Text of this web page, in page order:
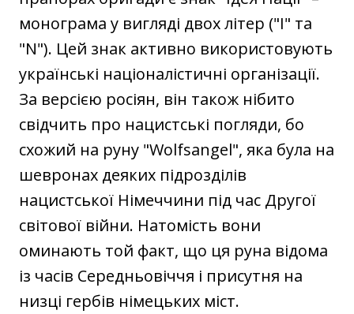
монограма у вигляді двох літер ("‎І" та
"‎N"). Цей знак активно використовують
українські націоналістичні організації.
За версією росіян, він також нібито
свідчить про нацистські погляди, бо
схожий на руну "‎Wolfsangel", яка була на
шевронах деяких підрозділів
нацистської Німеччини під час Другої
світової війни. Натомість вони
оминають той факт, що ця руна відома
із часів Середньовіччя і присутня на
низці гербів німецьких міст.